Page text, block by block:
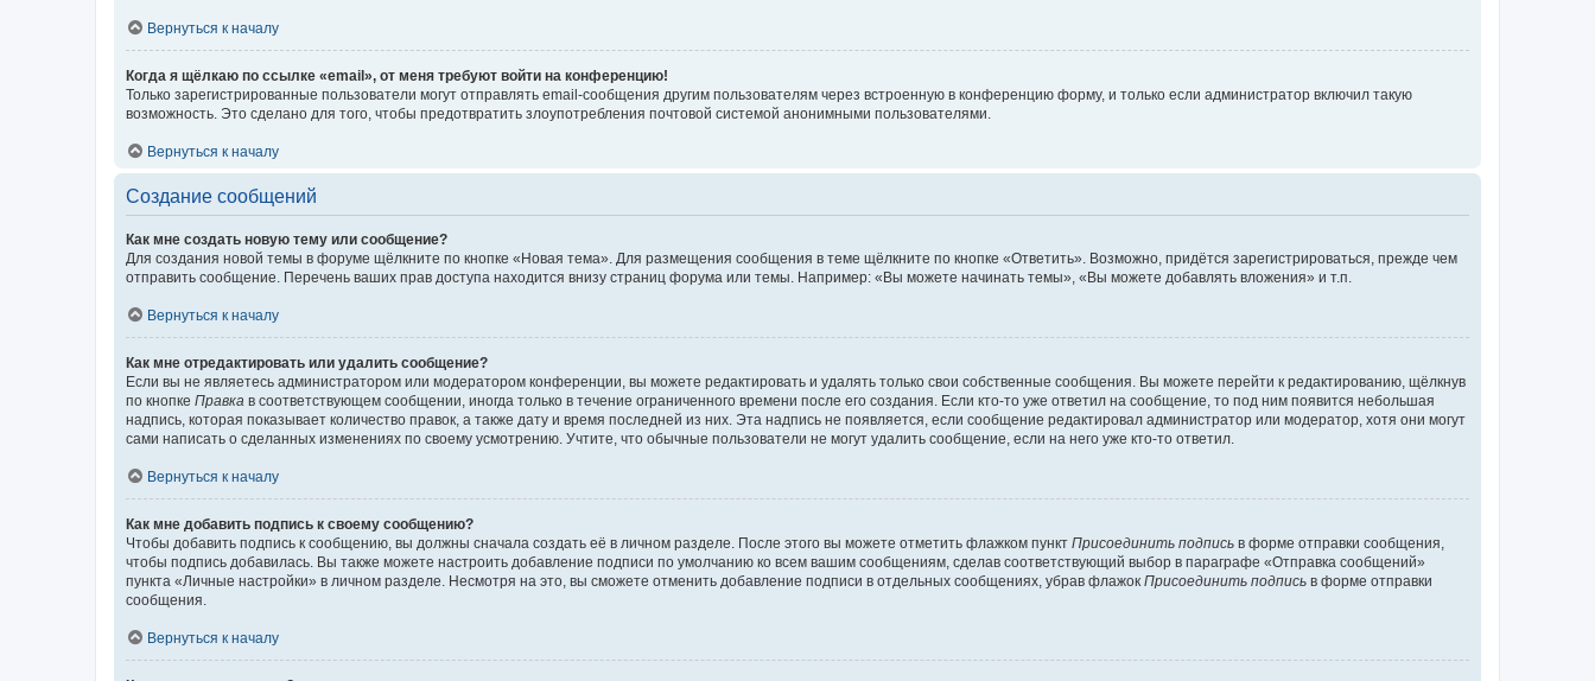
Вернуться к началу
Когда я щёлкаю по ссылке «email», от меня требуют войти на конференцию!
Только зарегистрированные пользователи могут отправлять email-сообщения другим пользователям через встроенную в конференцию форму, и только если администратор включил такую
возможность. Это сделано для того, чтобы предотвратить злоупотребления почтовой системой анонимными пользователями.
Вернуться к началу
Создание сообщений
Как мне создать новую тему или сообщение?
Для создания новой темы в форуме щёлкните по кнопке «Новая тема». Для размещения сообщения в теме щёлкните по кнопке «Ответить». Возможно, придётся зарегистрироваться, прежде чем
отправить сообщение. Перечень ваших прав доступа находится внизу страниц форума или темы. Например: «Вы можете начинать темы», «Вы можете добавлять вложения» и т.п.
Вернуться к началу
Как мне отредактировать или удалить сообщение?
Если вы не являетесь администратором или модератором конференции, вы можете редактировать и удалять только свои собственные сообщения. Вы можете перейти к редактированию, щёлкнув
по кнопке Правка в соответствующем сообщении, иногда только в течение ограниченного времени после его создания. Если кто-то уже ответил на сообщение, то под ним появится небольшая
надпись, которая показывает количество правок, а также дату и время последней из них. Эта надпись не появляется, если сообщение редактировал администратор или модератор, хотя они могут
сами написать о сделанных изменениях по своему усмотрению. Учтите, что обычные пользователи не могут удалить сообщение, если на него уже кто-то ответил.
Вернуться к началу
Как мне добавить подпись к своему сообщению?
Чтобы добавить подпись к сообщению, вы должны сначала создать её в личном разделе. После этого вы можете отметить флажком пункт Присоединить подпись в форме отправки сообщения,
чтобы подпись добавилась. Вы также можете настроить добавление подписи по умолчанию ко всем вашим сообщениям, сделав соответствующий выбор в параграфе «Отправка сообщений»
пункта «Личные настройки» в личном разделе. Несмотря на это, вы сможете отменить добавление подписи в отдельных сообщениях, убрав флажок Присоединить подпись в форме отправки
сообщения.
Вернуться к началу